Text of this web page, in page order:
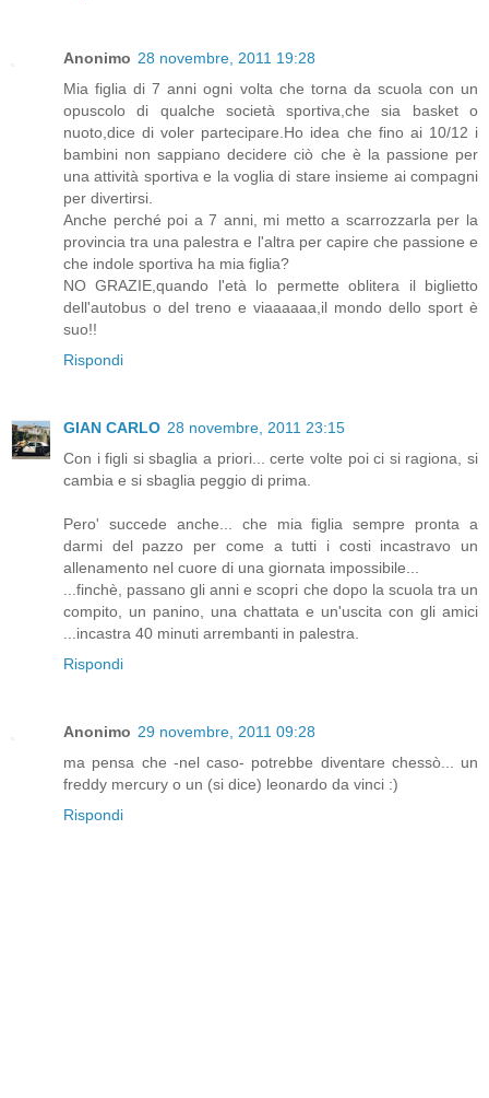
Anonimo 28 novembre, 2011 19:28
Mia figlia di 7 anni ogni volta che torna da scuola con un
opuscolo di qualche società sportiva,che sia basket o
nuoto,dice di voler partecipare.Ho idea che fino ai 10/12 i
bambini non sappiano decidere ciò che è la passione per
una attività sportiva e la voglia di stare insieme ai compagni
per divertirsi.
Anche perché poi a 7 anni, mi metto a scarrozzarla per la
provincia tra una palestra e l'altra per capire che passione e
che indole sportiva ha mia figlia?
NO GRAZIE,quando l'età lo permette oblitera il biglietto
dell'autobus o del treno e viaaaaaa,il mondo dello sport è
suo!!
Rispondi
GIAN CARLO 28 novembre, 2011 23:15
Con i figli si sbaglia a priori... certe volte poi ci si ragiona, si
cambia e si sbaglia peggio di prima.
Pero' succede anche... che mia figlia sempre pronta a
darmi del pazzo per come a tutti i costi incastravo un
allenamento nel cuore di una giornata impossibile...
...finchè, passano gli anni e scopri che dopo la scuola tra un
compito, un panino, una chattata e un'uscita con gli amici
...incastra 40 minuti arrembanti in palestra.
Rispondi
Anonimo 29 novembre, 2011 09:28
ma pensa che -nel caso- potrebbe diventare chessò... un
freddy mercury o un (si dice) leonardo da vinci :)
Rispondi